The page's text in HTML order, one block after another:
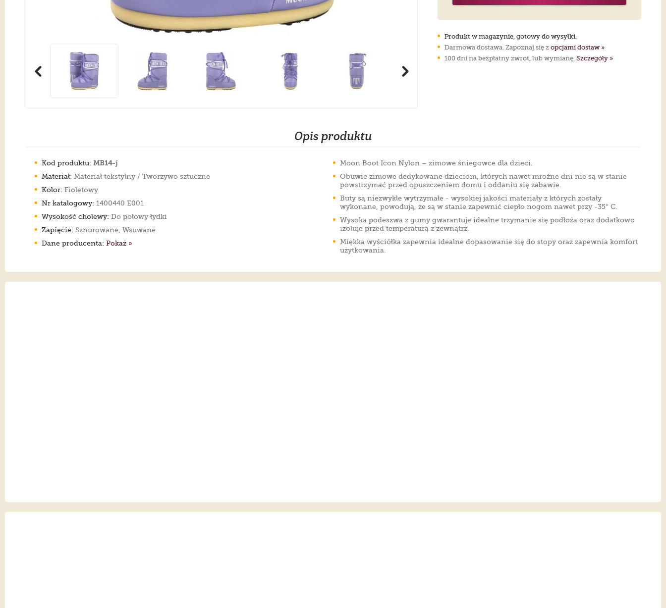
Produkt w magazynie, gotowy do wysyłki.
Darmowa dostawa. Zapoznaj się zopcjami dostaw »
100 dni na bezpłatny zwrot, lub wymianę.Szczegóły »
Opis produktu
Kod produktu: MB14-j
Materiał: Materiał tekstylny / Tworzywo sztuczne
Kolor: Fioletowy
Nr katalogowy: 1400440 E001
Wysokość cholewy: Do połowy łydki
Zapięcie: Sznurowane, Wsuwane
Dane producenta: Pokaż »
Moon Boot Icon Nylon – zimowe śniegowce dla dzieci.
Obuwie zimowe dedykowane dzieciom, których nawet mroźne dni nie są w stanie
powstrzymać przed opuszczeniem domu i oddaniu się zabawie.
Buty są niezwykle wytrzymałe - wysokiej jakości materiały z których zostały
wykonane, powodują, że są w stanie zapewnić ciepło nogom nawet przy -35° C.
Wysoka podeszwa z gumy gwarantuje idealne trzymanie się podłoża oraz dodatkowo
izoluje przed temperaturą z zewnątrz.
Miękka wyściółka zapewnia idealne dopasowanie się do stopy oraz zapewnia komfort
użytkowania.